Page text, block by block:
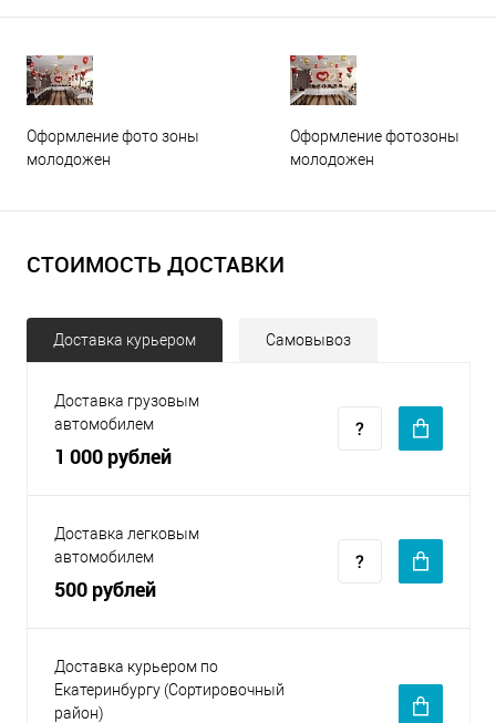
Оформление фото зоны
молодожен
Оформление фотозоны
молодожен
СТОИМОСТЬ ДОСТАВКИ
Доставка курьером Самовывоз
Доставка грузовым
автомобилем
1 000 рублей
Доставка легковым
автомобилем
500 рублей
Доставка курьером по
Екатеринбургу (Сортировочный
район)